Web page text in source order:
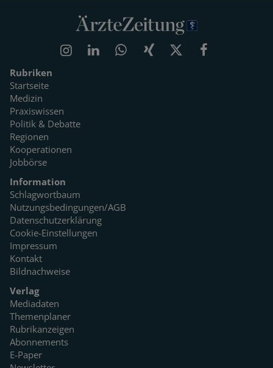
Rubriken
Startseite
Medizin
Praxiswissen
Politik & Debatte
Regionen
Kooperationen
Jobbörse
Information
Schlagwortbaum
Nutzungsbedingungen/AGB
Datenschutzerklärung
Cookie-Einstellungen
Impressum
Kontakt
Bildnachweise
Verlag
Mediadaten
Themenplaner
Rubrikanzeigen
Abonnements
E-Paper